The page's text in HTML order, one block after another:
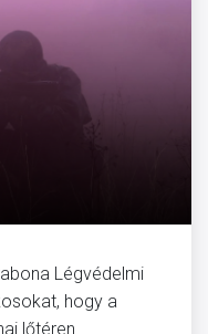
Légvédelmi
hogy a
lőtéren